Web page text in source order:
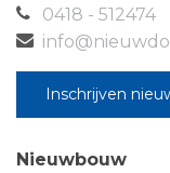
0418 - 512474
Inschrijven
Nieuwbouw